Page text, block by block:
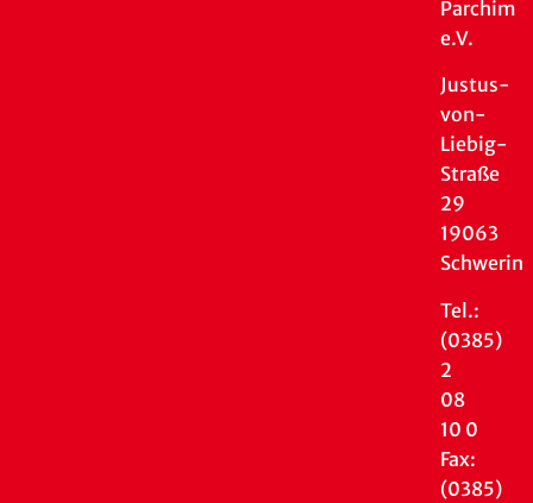
Parchim
e.V.
Justus-
von-
Liebig-
Straße
29
19063
Schwerin
Tel.:
(0385)
2
08
10 0
Fax:
(0385)